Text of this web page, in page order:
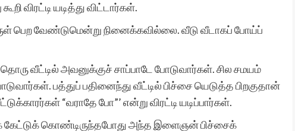
விரட்டி யடித்து விட்டார்கள்.
பெற வேண்டுமென்று நினைக்கவில்லை. வீடு வீடாகப் போய்ப்
வீட்டில் அவனுக்குச் சாப்பாடே போடுவார்கள். சில சமயம்
பத்துப் பதினைந்து வீட்டில் பிச்சை யெடுத்த பிறகுதான்
“வராதே போ”’ என்று விரட்டி யடிப்பார்கள்.
கேட்டுக் கொண்டிருந்தபோது அந்த இளைஞன் பிச்சைக்
ஒன்றிணைப்பதற்கான
தங்கள் முயற்சி
பாராட்டுதலுக்குரியது.
தொடரட்டும் உங்கள்
சேவைகள்; ஓங்குக உங்கள்